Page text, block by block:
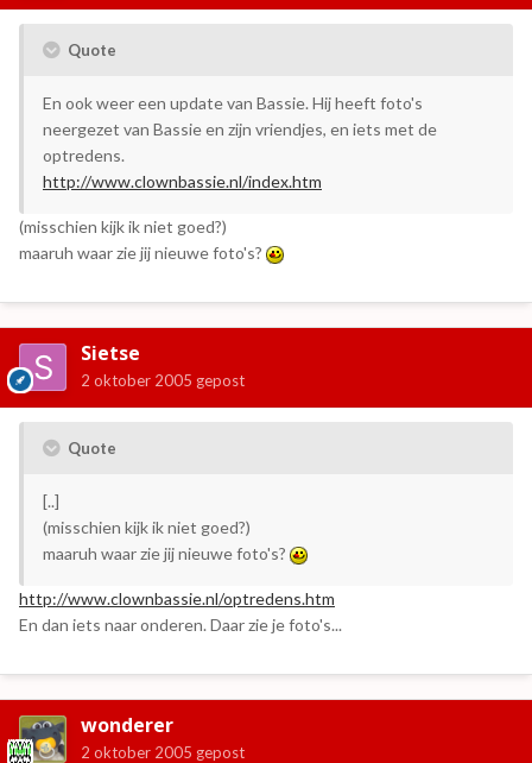
Quote
En ook weer een update van Bassie. Hij heeft foto's
neergezet van Bassie en zijn vriendjes, en iets met de
optredens.
http://www.clownbassie.nl/index.htm
(misschien kijk ik niet goed?)
maaruh waar zie jij nieuwe foto's?
Sietse
2 oktober 2005 gepost
Quote
[..]
(misschien kijk ik niet goed?)
maaruh waar zie jij nieuwe foto's?
http://www.clownbassie.nl/optredens.htm
En dan iets naar onderen. Daar zie je foto's...
wonderer
2 oktober 2005 gepost